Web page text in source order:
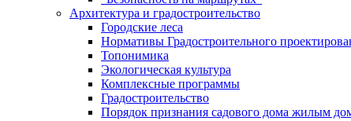
Архитектура и градостроительство
Городские леса
Нормативы Градостроительного
Топонимика
Экологическая культура
Комплексные программы
Градостроительство
Порядок признания садового дома жилым